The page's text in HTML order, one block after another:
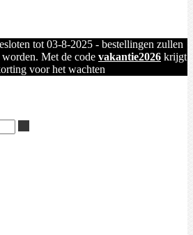
tot 03-8-2025 - bestellingen zullen
Met de code vakantie2026 krijgt
voor het wachten